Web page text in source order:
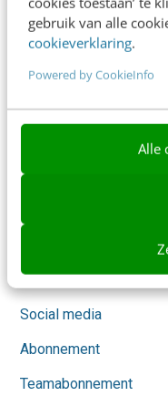
gebruik van alle
cookieverklaring.
Powered by CookieInfo
Alle
Incompany
AI
Skills
Social media
Abonnement
Teamabonnement